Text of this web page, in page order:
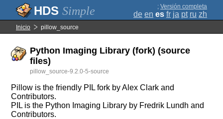
Simple ; Versión completa
de en es fr ja pt ru zh
Inicio pillow_source
Python Imaging Library (fork) (source
files)
pillow_source-9.2.0-5-source
Pillow is the friendly PIL fork by Alex Clark and
Contributors.
PIL is the Python Imaging Library by Fredrik Lundh and
Contributors.